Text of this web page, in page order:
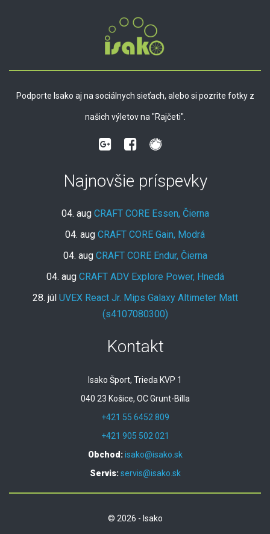
Podporte Isako aj na sociálnych sieťach, alebo si pozrite fotky z
našich výletov na "Rajčeti".
Najnovšie príspevky
04. aug CRAFT CORE Essen, Čierna
04. aug CRAFT CORE Gain, Modrá
04. aug CRAFT CORE Endur, Čierna
04. aug CRAFT ADV Explore Power, Hnedá
28. júl UVEX React Jr. Mips Galaxy Altimeter Matt
(s4107080300)
Kontakt
Isako Šport, Trieda KVP 1
040 23 Košice, OC Grunt-Billa
+421 55 6452 809
+421 905 502 021
Obchod:isako@isako.sk
Servis:servis@isako.sk
© 2026 - Isako